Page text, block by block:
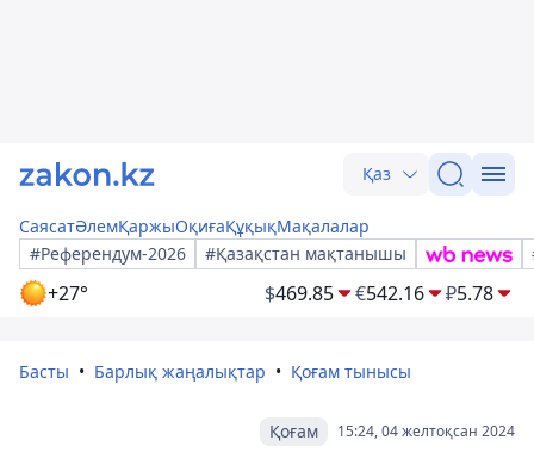
Қаз
СаясатӘлемҚаржыОқиғаҚұқықМақалалар
#Референдум-2026
#Қазақстан мақтанышы
+27° $469.85 €542.16 ₽5.78
Басты Барлық жаңалықтар Қоғам тынысы
15:24, 04 желтоқсан 2024
Қоғам